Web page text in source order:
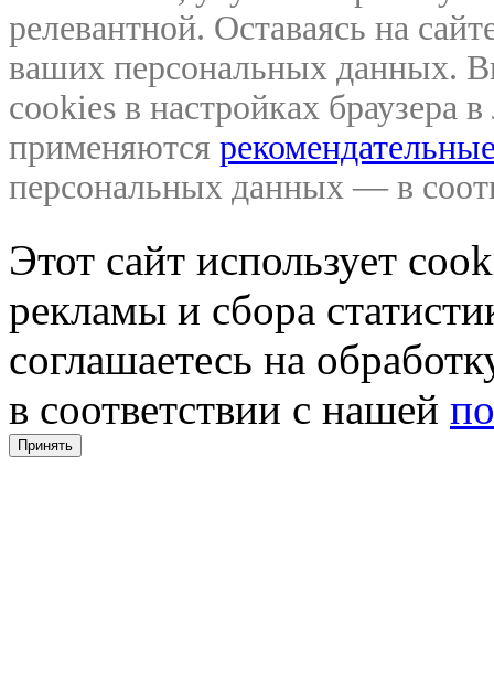
релевантной. Оставаясь на
ваших персональных данных.
cookies в настройках браузера
применяются
персональных данных — в
Этот сайт использует
рекламы и сбора
соглашаетесь на
в соответствии с нашей
Принять